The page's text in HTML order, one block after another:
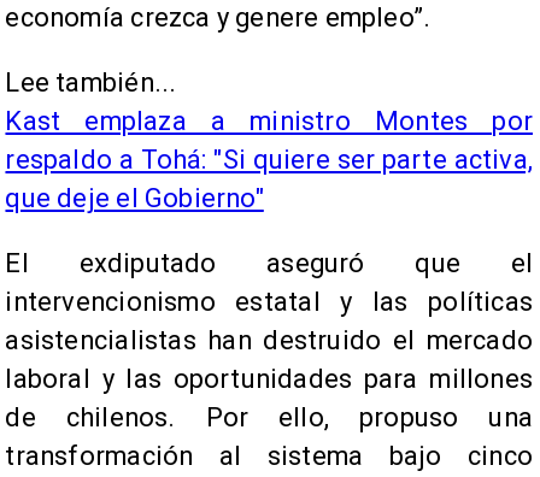
economía crezca y genere empleo”.
Lee también...
Kast emplaza a ministro Montes por
respaldo a Tohá: "Si quiere ser parte activa,
que deje el Gobierno"
El exdiputado aseguró que el
intervencionismo estatal y las políticas
asistencialistas han destruido el mercado
laboral y las oportunidades para millones
de chilenos. Por ello, propuso una
transformación al sistema bajo cinco